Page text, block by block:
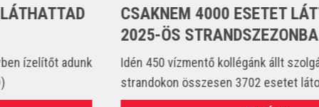
CSAKNEM 4000 ESETET LÁTTUNK EL A
2025-ÖS STRANDSZEZONBAN
Idén 450 vízmentő kollégánk állt szolgálatba és csak a
strandokon összesen 3702 esetet látott el. (VIDEÓ)